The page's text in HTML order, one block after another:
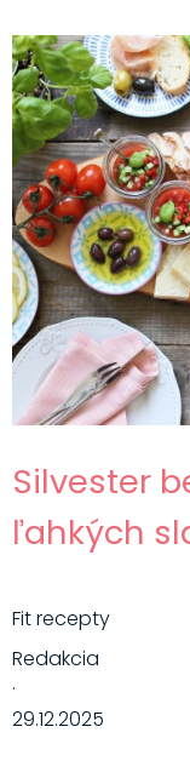
Silvester
ľahkých
Fit recepty
Redakcia
·
29.12.2025